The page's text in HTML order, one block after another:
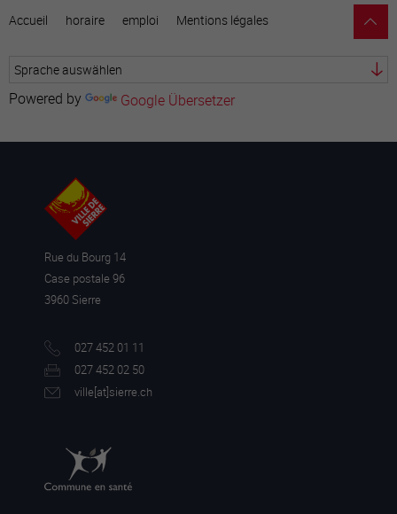
Accueil horaire emploi Mentions légales
Powered by Google Übersetzer
Rue du Bourg 14
Case postale 96
3960 Sierre
027 452 01 11
027 452 02 50
ville[at]sierre.ch